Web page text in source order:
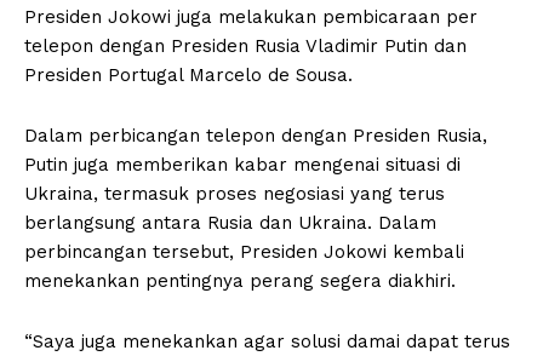
Presiden Jokowi juga melakukan pembicaraan per
telepon dengan Presiden Rusia Vladimir Putin dan
Presiden Portugal Marcelo de Sousa.
Dalam perbicangan telepon dengan Presiden Rusia,
Putin juga memberikan kabar mengenai situasi di
Ukraina, termasuk proses negosiasi yang terus
berlangsung antara Rusia dan Ukraina. Dalam
perbincangan tersebut, Presiden Jokowi kembali
menekankan pentingnya perang segera diakhiri.
“Saya juga menekankan agar solusi damai dapat terus